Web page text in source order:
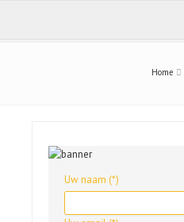
Home
Uw naam (*)